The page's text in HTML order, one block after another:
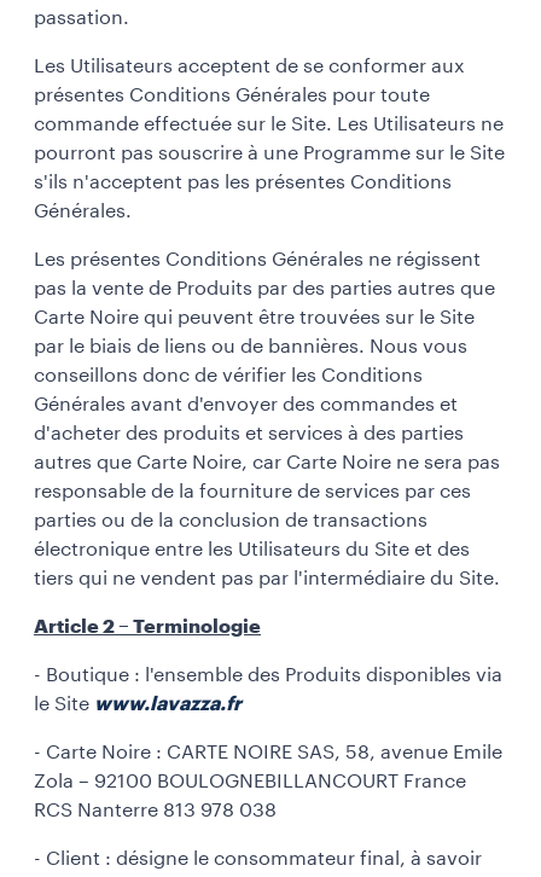
passation.
Les Utilisateurs acceptent de se conformer aux
présentes Conditions Générales pour toute
commande effectuée sur le Site. Les Utilisateurs ne
pourront pas souscrire à une Programme sur le Site
s'ils n'acceptent pas les présentes Conditions
Générales.
Les présentes Conditions Générales ne régissent
pas la vente de Produits par des parties autres que
Carte Noire qui peuvent être trouvées sur le Site
par le biais de liens ou de bannières. Nous vous
conseillons donc de vérifier les Conditions
Générales avant d'envoyer des commandes et
d'acheter des produits et services à des parties
autres que Carte Noire, car Carte Noire ne sera pas
responsable de la fourniture de services par ces
parties ou de la conclusion de transactions
électronique entre les Utilisateurs du Site et des
tiers qui ne vendent pas par l'intermédiaire du Site.
Article 2 – Terminologie
- Boutique : l'ensemble des Produits disponibles via
le Site www.lavazza.fr
- Carte Noire : CARTE NOIRE SAS, 58, avenue Emile
Zola – 92100 BOULOGNEBILLANCOURT France
RCS Nanterre 813 978 038
- Client : désigne le consommateur final, à savoir